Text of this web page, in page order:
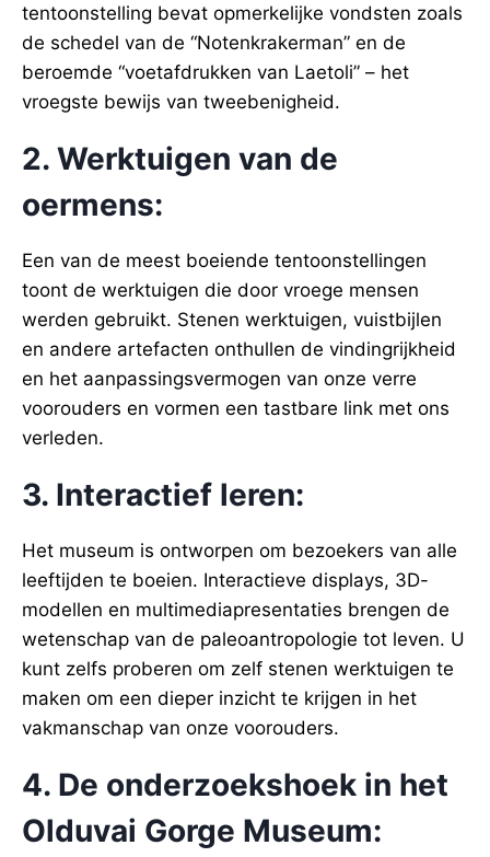
tentoonstelling bevat opmerkelijke vondsten zoals
de schedel van de “Notenkrakerman” en de
beroemde “voetafdrukken van Laetoli” – het
vroegste bewijs van tweebenigheid.
2. Werktuigen van de
oermens:
Een van de meest boeiende tentoonstellingen
toont de werktuigen die door vroege mensen
werden gebruikt. Stenen werktuigen, vuistbijlen
en andere artefacten onthullen de vindingrijkheid
en het aanpassingsvermogen van onze verre
voorouders en vormen een tastbare link met ons
verleden.
3. Interactief leren:
Het museum is ontworpen om bezoekers van alle
leeftijden te boeien. Interactieve displays, 3D-
modellen en multimediapresentaties brengen de
wetenschap van de paleoantropologie tot leven. U
kunt zelfs proberen om zelf stenen werktuigen te
maken om een dieper inzicht te krijgen in het
vakmanschap van onze voorouders.
4. De onderzoekshoek in het
Olduvai Gorge Museum: